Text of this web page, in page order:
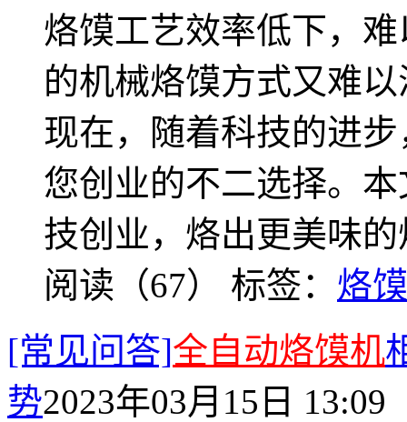
烙馍工艺效率低下，
的机械烙馍方式又难
现在，随着科技的进步
您创业的不二选择。
技创业，烙出更美味
阅读（67） 标签： 烙
[常见问答]全自动烙馍机
势2023年03月15日 13:09